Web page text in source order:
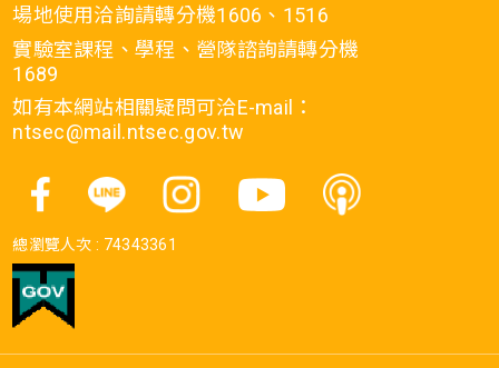
場地使用洽詢請轉分機1606、1516
實驗室課程、學程、營隊諮詢請轉分機
1689
如有本網站相關疑問可洽E-mail：
ntsec@mail.ntsec.gov.tw
總瀏覽人次 : 74343361